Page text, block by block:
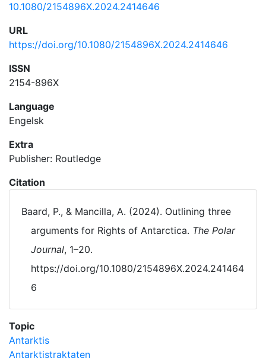
10.1080/2154896X.2024.2414646
URL
https://doi.org/10.1080/2154896X.2024.2414646
ISSN
2154-896X
Language
Engelsk
Extra
Publisher: Routledge
Citation
Baard, P., & Mancilla, A. (2024). Outlining three
arguments for Rights of Antarctica. The Polar
Journal, 1–20.
https://doi.org/10.1080/2154896X.2024.241464
6
Topic
Antarktis
Antarktistraktaten